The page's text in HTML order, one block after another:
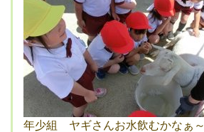
年少組 ヤギさんお水飲むかなぁ～